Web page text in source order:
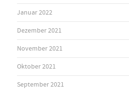
Januar 2022
Dezember 2021
November 2021
Oktober 2021
September 2021